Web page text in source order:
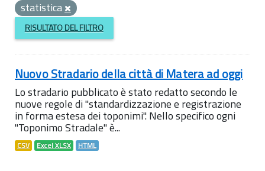
statistica
RISULTATO DEL FILTRO
Nuovo Stradario della città di Matera ad oggi
Lo stradario pubblicato è stato redatto secondo le
nuove regole di "standardizzazione e registrazione
in forma estesa dei toponimi". Nello specifico ogni
"Toponimo Stradale" è...
CSV Excel XLSX HTML